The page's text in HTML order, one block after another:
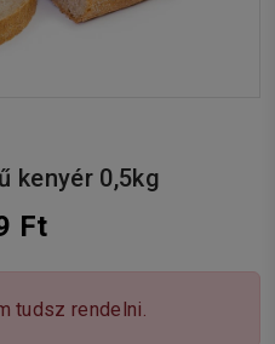
kenyér 0,5kg
Ft
tudsz rendelni.